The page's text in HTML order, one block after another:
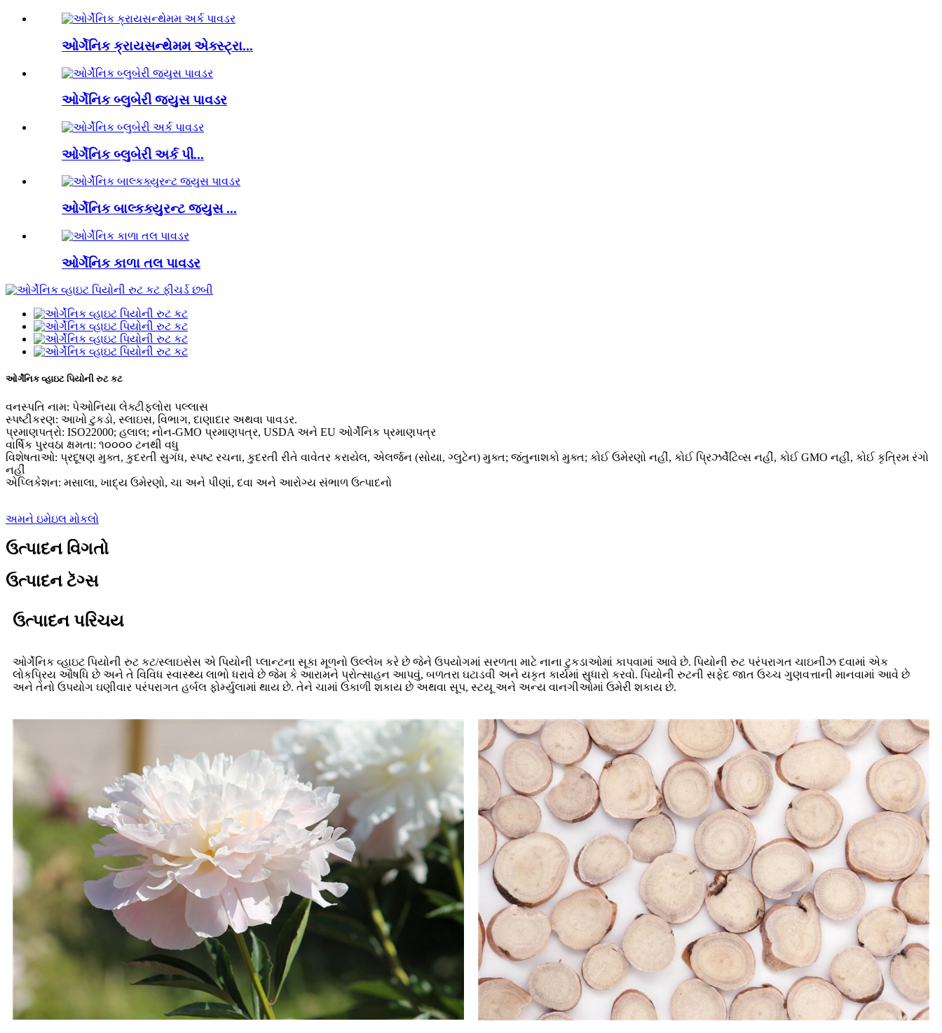
ઓર્ગેનિક ક્રાયસન્થેમમ એક્સ્ટ્રા...
ઓર્ગેનિક બ્લુબેરી જ્યુસ પાવડર
ઓર્ગેનિક બ્લુબેરી અર્ક પી...
ઓર્ગેનિક બાલ્કક્યુરન્ટ જ્યુસ ...
ઓર્ગેનિક કાળા તલ પાવડર
ઓર્ગેનિક વ્હાઇટ પિયોની રુટ કટ
વનસ્પતિ નામ: પેઓનિયા લેક્ટીફ્લોરા પલ્લાસ
સ્પષ્ટીકરણ: આખો ટુકડો, સ્લાઇસ, વિભાગ, દાણાદાર અથવા પાવડર.
પ્રમાણપત્રો: ISO22000; હલાલ; નોન-GMO પ્રમાણપત્ર, USDA અને EU ઓર્ગેનિક પ્રમાણપત્ર
વાર્ષિક પુરવઠા ક્ષમતા: ૧૦૦૦૦ ટનથી વધુ
વિશેષતાઓ: પ્રદૂષણ મુક્ત, કુદરતી સુગંધ, સ્પષ્ટ રચના, કુદરતી રીતે વાવેતર કરાયેલ, એલર્જન (સોયા, ગ્લુટેન) મુક્ત; જંતુનાશકો મુક્ત; કોઈ ઉમેરણો નહીં, કોઈ પ્રિઝર્વેટિવ્સ નહીં, કોઈ GMO નહીં, કોઈ કૃત્રિમ રંગો
નહીં
એપ્લિકેશન: મસાલા, ખાદ્ય ઉમેરણો, ચા અને પીણાં, દવા અને આરોગ્ય સંભાળ ઉત્પાદનો
અમને ઇમેઇલ મોકલો
ઉત્પાદન વિગતો
ઉત્પાદન ટૅગ્સ
ઉત્પાદન પરિચય
ઓર્ગેનિક વ્હાઇટ પિયોની રુટ કટ/સ્લાઇસેસ એ પિયોની પ્લાન્ટના સૂકા મૂળનો ઉલ્લેખ કરે છે જેને ઉપયોગમાં સરળતા માટે નાના ટુકડાઓમાં કાપવામાં આવે છે. પિયોની રુટ પરંપરાગત ચાઇનીઝ દવામાં એક
લોકપ્રિય ઔષધિ છે અને તે વિવિધ સ્વાસ્થ્ય લાભો ધરાવે છે જેમ કે આરામને પ્રોત્સાહન આપવું, બળતરા ઘટાડવી અને યકૃત કાર્યમાં સુધારો કરવો. પિયોની રુટની સફેદ જાત ઉચ્ચ ગુણવત્તાની માનવામાં આવે છે
અને તેનો ઉપયોગ ઘણીવાર પરંપરાગત હર્બલ ફોર્મ્યુલામાં થાય છે. તેને ચામાં ઉકાળી શકાય છે અથવા સૂપ, સ્ટયૂ અને અન્ય વાનગીઓમાં ઉમેરી શકાય છે.